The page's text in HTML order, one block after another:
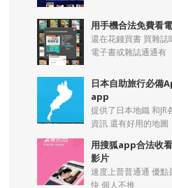
用手機合法免費看
還在花錢買書 買雜
電子書或雜誌通通有
日本自助旅行必備
app
提供了日本地鐵 和
資訊 還有好用的地圖
用搜狐app合法收
影片
速度上普普通通 優
快 個人不推